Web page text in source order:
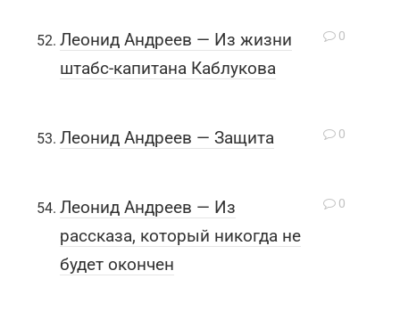
0
Леонид Андреев — Из жизни
штабс-капитана Каблукова
0
Леонид Андреев — Защита
0
Леонид Андреев — Из
рассказа, который никогда не
будет окончен